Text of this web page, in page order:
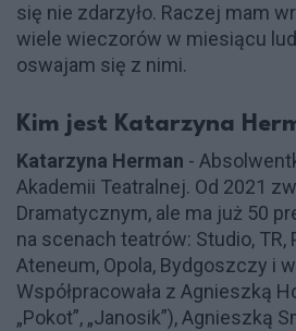
się nie zdarzyło. Raczej mam
wiele wieczorów w miesiącu
oswajam się z nimi.
Kim jest Katarzyna
Katarzyna Herman -
Akademii Teatralnej. Od 2021
Dramatycznym, ale ma już 50
na scenach teatrów: Studio,
Ateneum, Opola, Bydgoszczy i
Współpracowała z Agnieszką
„Pokot”, „Janosik”), Agnieszką